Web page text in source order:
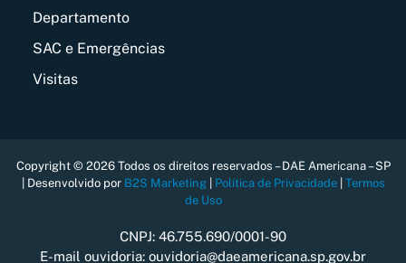
Departamento
SAC e Emergências
Visitas
Copyright © 2026 Todos os direitos reservados – DAE Americana – SP
| Desenvolvido por B2S Marketing| Política de Privacidade| Termos
de Uso
CNPJ: 46.755.690/0001-90
E-mail ouvidoria: ouvidoria@daeamericana.sp.gov.br